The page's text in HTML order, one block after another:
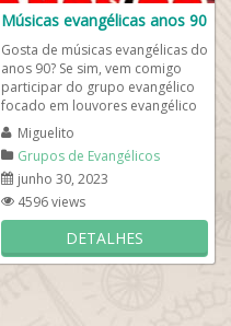
Músicas evangélicas anos 90
Gosta de músicas evangélicas do
anos 90? Se sim, vem comigo
participar do grupo evangélico
focado em louvores evangélico
no whatsapp. Compartilhe tudo
o que...
Miguelito
Grupos de Evangélicos
junho 30, 2023
4596 views
DETALHES